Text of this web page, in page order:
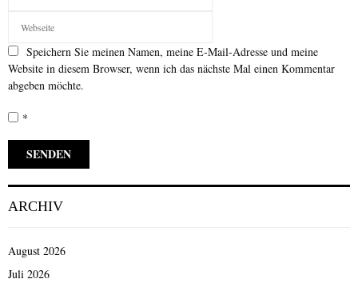
Speichern Sie meinen Namen, meine E-Mail-Adresse und meine
Website in diesem Browser, wenn ich das nächste Mal einen Kommentar
abgeben möchte.
*
ARCHIV
August 2026
Juli 2026